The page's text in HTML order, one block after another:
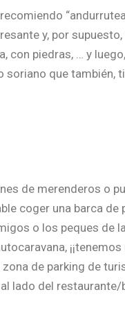
y, por
con piedras, … y
soriano que también,
de merenderos o
coger una barca de
o los peques de
¡¡tenemos
de parking de
lado del restaurante/